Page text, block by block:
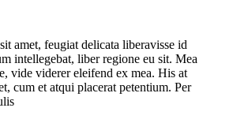
amet, feugiat delicata liberavisse id
intellegebat, liber regione eu sit. Mea
vide viderer eleifend ex mea. His at
cum et atqui placerat petentium. Per